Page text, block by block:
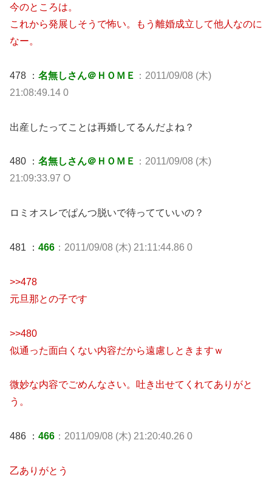
今のところは。
これから発展しそうで怖い。もう離婚成立して他人なのに
なー。
478 ： 名無しさん＠ＨＯＭＥ ：2011/09/08 (木)
21:08:49.14 0
出産したってことは再婚してるんだよね？
480 ： 名無しさん＠ＨＯＭＥ ：2011/09/08 (木)
21:09:33.97 O
ロミオスレでぱんつ脱いで待ってていいの？
481 ： 466 ：2011/09/08 (木) 21:11:44.86 0
>>478
元旦那との子です
>>480
似通った面白くない内容だから遠慮しときますｗ
微妙な内容でごめんなさい。吐き出せてくれてありがと
う。
486 ： 466 ：2011/09/08 (木) 21:20:40.26 0
乙ありがとう